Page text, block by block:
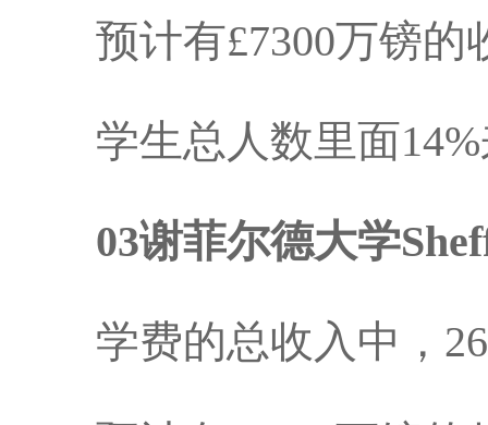
预计有£7300万镑的
学生总人数里面14%
03谢菲尔德大学
学费的总收入中，